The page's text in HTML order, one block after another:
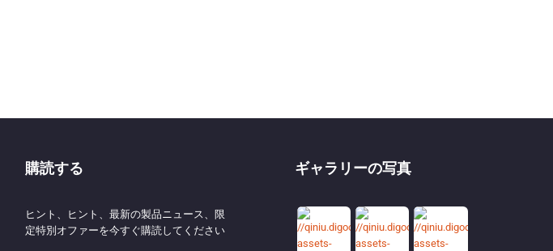
購読する
ヒント、ヒント、最新の製品ニュース、限
定特別オファーを今すぐ購読してください
ギャラリーの写真